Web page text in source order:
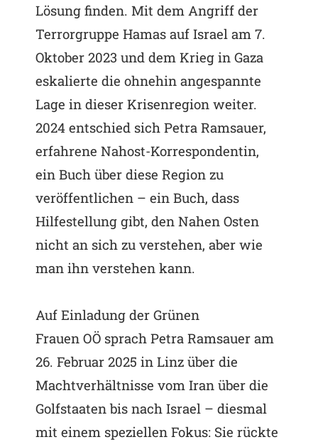
Lösung finden. Mit dem Angriff der
Terrorgruppe Hamas auf Israel am 7.
Oktober 2023 und dem Krieg in Gaza
eskalierte die ohnehin angespannte
Lage in dieser Krisenregion weiter.
2024 entschied sich Petra Ramsauer,
erfahrene Nahost-Korrespondentin,
ein Buch über diese Region zu
veröffentlichen – ein Buch, dass
Hilfestellung gibt, den Nahen Osten
nicht an sich zu verstehen, aber wie
man ihn verstehen kann.
Auf Einladung der Grünen
Frauen OÖ sprach Petra Ramsauer am
26. Februar 2025 in Linz über die
Machtverhältnisse vom Iran über die
Golfstaaten bis nach Israel – diesmal
mit einem speziellen Fokus: Sie rückte